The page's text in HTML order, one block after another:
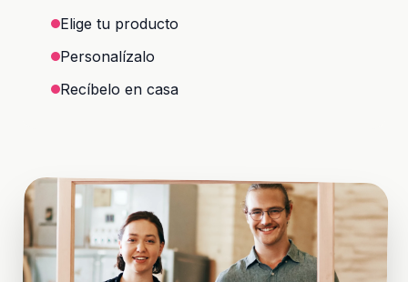
Elige tu producto
Personalízalo
Recíbelo en casa